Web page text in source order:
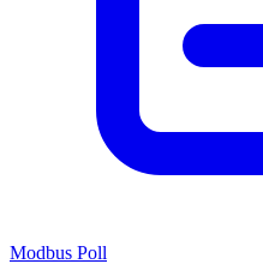
Modbus Poll